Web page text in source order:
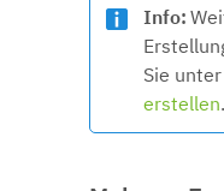
Info:
Sie unter
erstellen.